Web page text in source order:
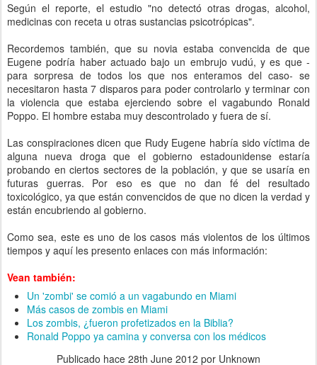
Según el reporte, el estudio "no detectó otras drogas, alcohol,
medicinas con receta u otras sustancias psicotrópicas".
Recordemos también, que su novia estaba convencida de que
Eugene podría haber actuado bajo un embrujo vudú, y es que -
para sorpresa de todos los que nos enteramos del caso- se
necesitaron hasta 7 disparos para poder controlarlo y terminar con
la violencia que estaba ejerciendo sobre el vagabundo Ronald
Poppo. El hombre estaba muy descontrolado y fuera de sí.
Las conspiraciones dicen que Rudy Eugene habría sido víctima de
alguna nueva droga que el gobierno estadounidense estaría
probando en ciertos sectores de la población, y que se usaría en
futuras guerras. Por eso es que no dan fé del resultado
toxicológico, ya que están convencidos de que no dicen la verdad y
están encubriendo al gobierno.
Como sea, este es uno de los casos más violentos de los últimos
tiempos y aquí les presento enlaces con más información:
Vean también:
Un 'zombi' se comió a un vagabundo en Miami
Más casos de zombis en Miami
Los zombis, ¿fueron profetizados en la Biblia?
Ronald Poppo ya camina y conversa con los médicos
Publicado hace 28th June 2012 por Unknown